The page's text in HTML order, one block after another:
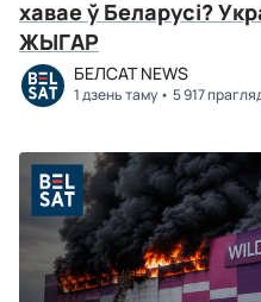
хавае ў Беларусі?
ЖЫГАР
БЕЛСАТ NEWS
1 дзень таму 5 917